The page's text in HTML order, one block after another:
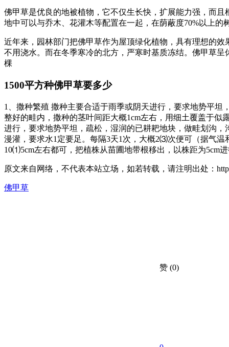
佛甲草是优良的地被植物，它不仅生长快，扩展能力强，而
地中可以与乔木、花灌木等配置在一起，在荫蔽度70%以上的
近年来，园林部门把佛甲草作为屋顶绿化植物，具有理想的
不用浇水。而在冬季寒冷的北方，严寒时基质冻结。佛甲草
棵
1500平方种佛甲草要多少
1、撒种繁殖 撒种主要合适于雨季或阴天进行，要求地势平
整好的畦内，撒种的茎叶间距大概1cm左右，用细土覆盖于
进行，要求地势平坦，疏松，湿润的已耕耙地块，做畦划沟
漫灌，要求水1定要足。每隔3天1次，大概2⑶次便可（据气
10⑴5cm左右都可，把植株从苗圃地带根移出，以株距为5cm
原文来自网络，不代表本站立场，如若转载，请注明出处：
佛甲草
赞 (0)